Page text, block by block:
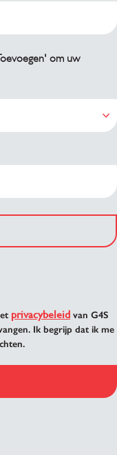
om uw
privacybeleid van G4S
Ik begrijp dat ik me